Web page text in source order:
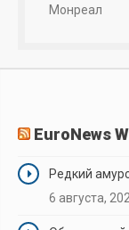
Монреал
EuroNews
Редкий
6 августа,